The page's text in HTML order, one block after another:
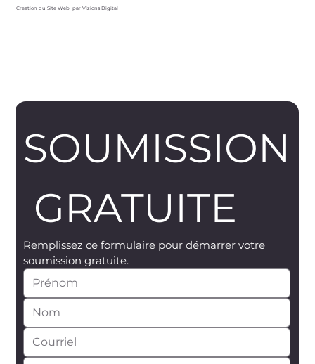
Creation du Site Web par Vizions Digital
SOUMISSION
GRATUITE
Remplissez ce formulaire pour démarrer votre
soumission gratuite.